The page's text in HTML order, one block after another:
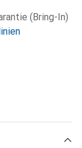
(Bring-In)